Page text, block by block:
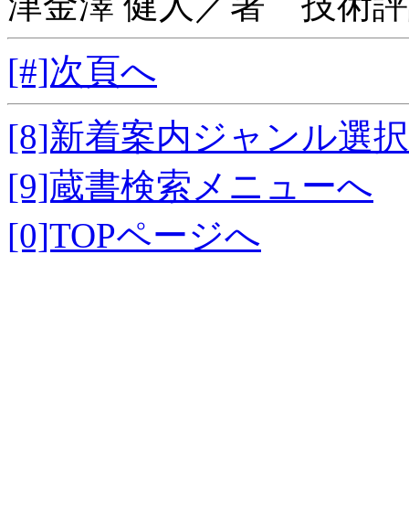
[#]次頁へ
[8]新着案内ジャンル選
[9]蔵書検索メニューへ
[0]TOPページへ